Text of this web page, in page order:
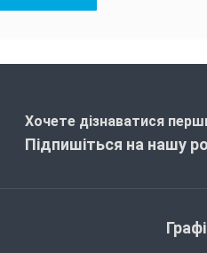
Хочете дізнаватися
Підпишіться на нашу